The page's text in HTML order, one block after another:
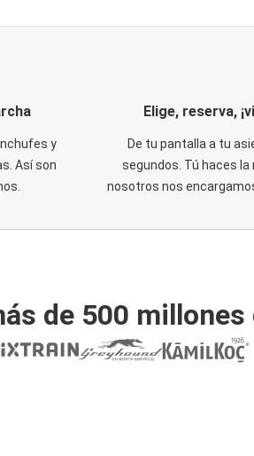
y
Así son
Elige, reserva,
De tu pantalla a tu
segundos. Tú haces la
nosotros nos
de 500 millones